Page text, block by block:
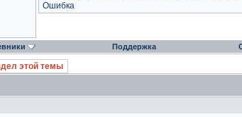
Ошибка
Поддержка
этой темы